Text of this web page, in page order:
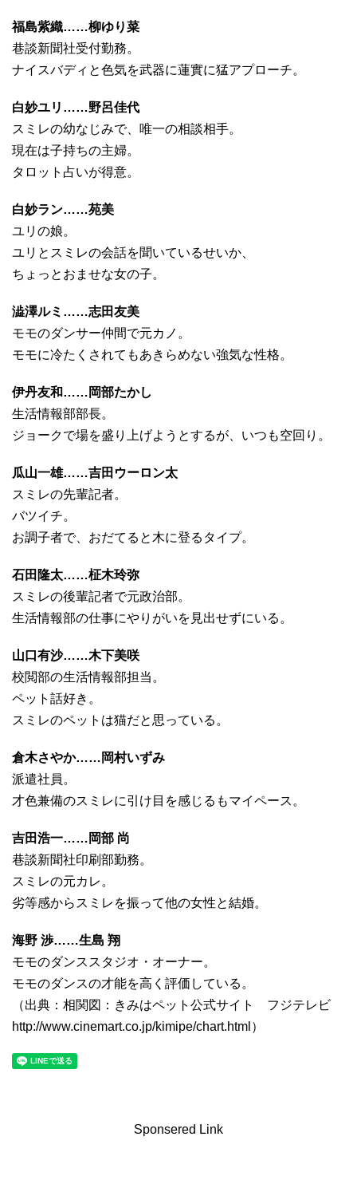
福島紫織……柳ゆり菜
巷談新聞社受付勤務。
ナイスバディと色気を武器に蓮實に猛アプローチ。
白妙ユリ……野呂佳代
スミレの幼なじみで、唯一の相談相手。
現在は子持ちの主婦。
タロット占いが得意。
白妙ラン……苑美
ユリの娘。
ユリとスミレの会話を聞いているせいか、
ちょっとおませな女の子。
澁澤ルミ……志田友美
モモのダンサー仲間で元カノ。
モモに冷たくされてもあきらめない強気な性格。
伊丹友和……岡部たかし
生活情報部部長。
ジョークで場を盛り上げようとするが、いつも空回り。
瓜山一雄……吉田ウーロン太
スミレの先輩記者。
バツイチ。
お調子者で、おだてると木に登るタイプ。
石田隆太……柾木玲弥
スミレの後輩記者で元政治部。
生活情報部の仕事にやりがいを見出せずにいる。
山口有沙……木下美咲
校閲部の生活情報部担当。
ペット話好き。
スミレのペットは猫だと思っている。
倉木さやか……岡村いずみ
派遣社員。
才色兼備のスミレに引け目を感じるもマイペース。
吉田浩一……岡部 尚
巷談新聞社印刷部勤務。
スミレの元カレ。
劣等感からスミレを振って他の女性と結婚。
海野 渉……生島 翔
モモのダンススタジオ・オーナー。
モモのダンスの才能を高く評価している。
（出典：相関図：きみはペット公式サイト フジテレビ
http://www.cinemart.co.jp/kimipe/chart.html）
Sponsered Link